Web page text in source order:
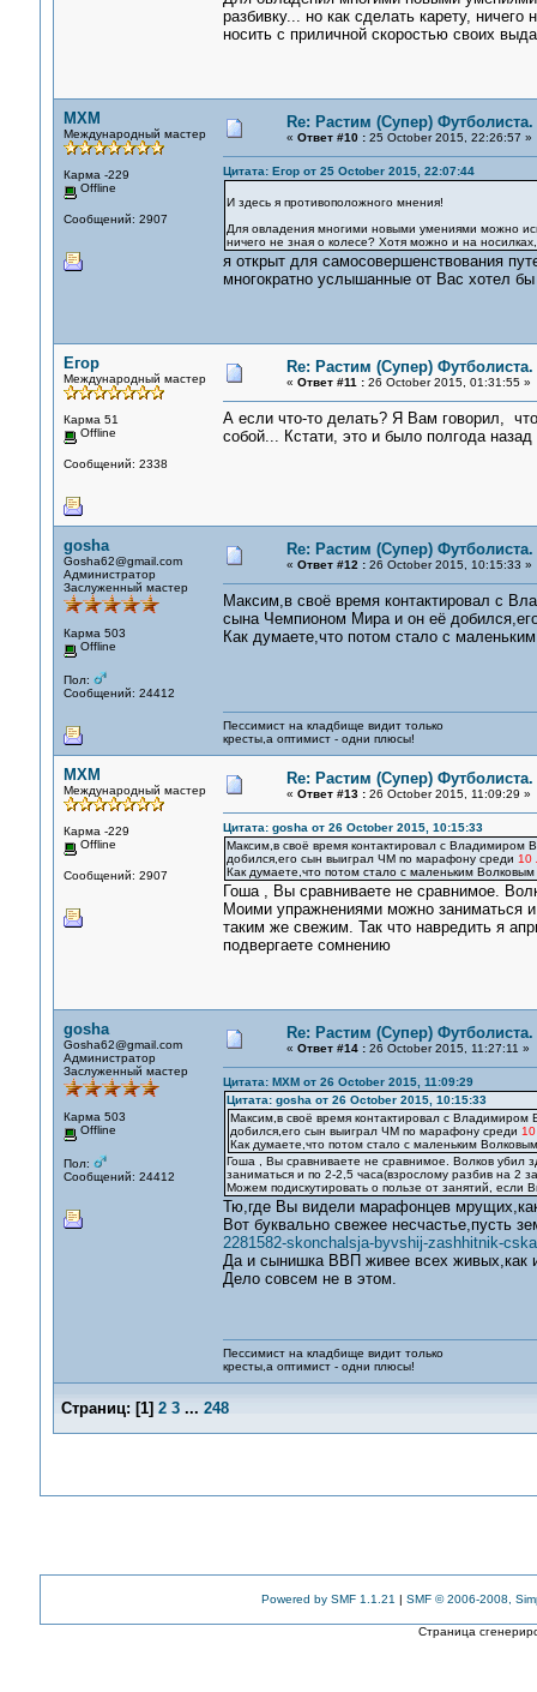
разбивку... но как сделать карету,
носить с приличной скоростью своих
MXM
Международный мастер
Карма -229
Offline
Сообщений: 2907
Re: Растим (Супер) Футболиста.
« Ответ #10 :25 October 2015, 22:26:57 »
Цитата: Егор от 25 October 2015, 22:07:44
И здесь я противоположного мнения!
Для овладения многими новыми умениями можно
ничего не зная о колесе? Хотя можно и на
я открыт для самосовершенствования
многократно услышанные от Вас хотел
Егор
Международный мастер
Карма 51
Offline
Сообщений: 2338
Re: Растим (Супер) Футболиста.
« Ответ #11 :26 October 2015, 01:31:55 »
А если что-то делать? Я Вам говорил,
собой... Кстати, это и было полгода
gosha
Gosha62@gmail.com
Администратор
Заслуженный мастер
Карма 503
Offline
Пол:
Сообщений: 24412
Re: Растим (Супер) Футболиста.
« Ответ #12 :26 October 2015, 10:15:33 »
Максим,в своё время контактировал с
сына Чемпионом Мира и он её
Как думаете,что потом стало с
Пессимист на кладбище видит только
кресты,а оптимист - одни плюсы!
MXM
Международный мастер
Карма -229
Offline
Сообщений: 2907
Re: Растим (Супер) Футболиста.
« Ответ #13 :26 October 2015, 11:09:29 »
Цитата: gosha от 26 October 2015, 10:15:33
Максим,в своё время контактировал с
добился,его сын выиграл ЧМ по марафону среди 10
Как думаете,что потом стало с маленьким Волковым
Гоша , Вы сравниваете не сравнимое.
Моими упражнениями можно заниматься
таким же свежим. Так что навредить я
подвергаете сомнению
gosha
Gosha62@gmail.com
Администратор
Заслуженный мастер
Карма 503
Offline
Пол:
Сообщений: 24412
Re: Растим (Супер) Футболиста.
« Ответ #14 :26 October 2015, 11:27:11 »
Цитата: MXM от 26 October 2015, 11:09:29
Цитата: gosha от 26 October 2015, 10:15:33
Максим,в своё время контактировал с
добился,его сын выиграл ЧМ по марафону среди
Как думаете,что потом стало с маленьким
Гоша , Вы сравниваете не сравнимое. Волков убил
заниматься и по 2-2,5 часа(взрослому разбив на 2
Можем подискутировать о пользе от занятий, если
Тю,где Вы видели марафонцев
Вот буквально свежее несчастье,пусть
2281582-skonchalsja-byvshij-zashhitnik-
Да и сынишка ВВП живее всех живых,как
Дело совсем не в этом.
Пессимист на кладбище видит только
кресты,а оптимист - одни плюсы!
Страниц: [1] 2 3 ... 248
Powered by SMF 1.1.21 | SMF © 2006-2008,
Страница